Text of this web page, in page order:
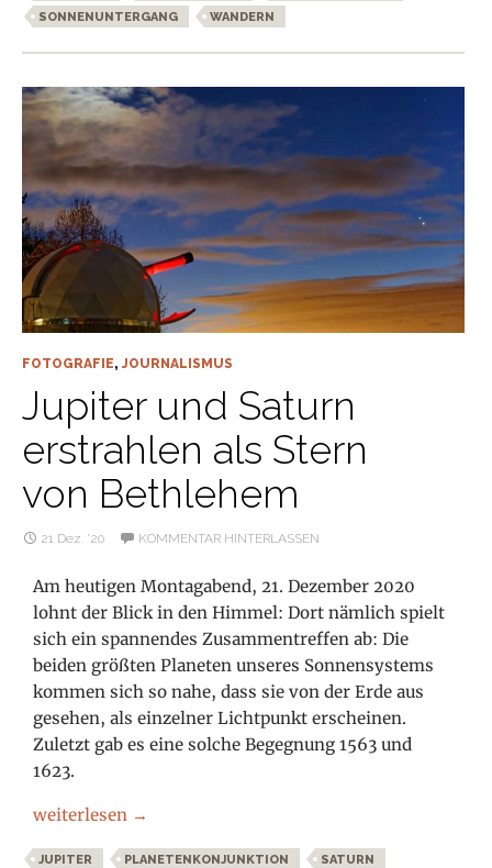
SONNENUNTERGANG
WANDERN
FOTOGRAFIE, JOURNALISMUS
Jupiter und Saturn
erstrahlen als Stern
von Bethlehem
21 Dez. ’20 KOMMENTAR HINTERLASSEN
Am heutigen Montagabend, 21. Dezember 2020
lohnt der Blick in den Himmel: Dort nämlich spielt
sich ein spannendes Zusammentreffen ab: Die
beiden größten Planeten unseres Sonnensystems
kommen sich so nahe, dass sie von der Erde aus
gesehen, als einzelner Lichtpunkt erscheinen.
Zuletzt gab es eine solche Begegnung 1563 und
1623.
Jupiter und Saturn erstrahlen als Stern von Bethlehem
weiterlesen →
JUPITER PLANETENKONJUNKTION
SATURN